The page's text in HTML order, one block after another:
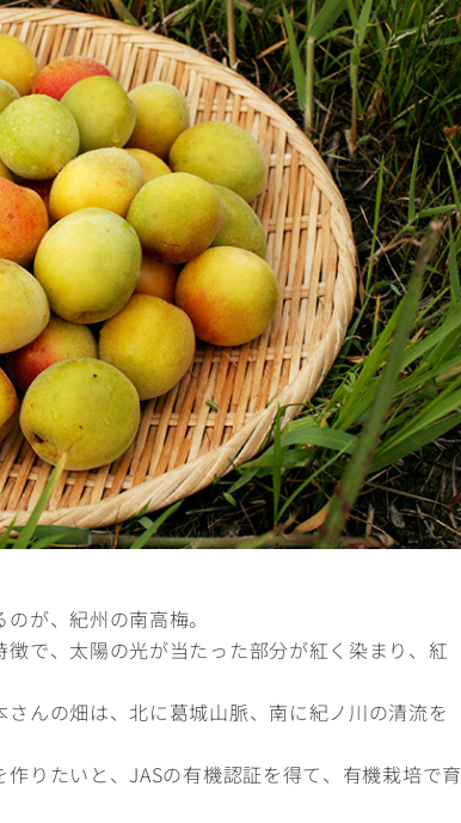
が、紀州の南高梅。
で、太陽の光が当たった部分が紅く染まり、紅
んの畑は、北に葛城山脈、南に紀ノ川の清流を
りたいと、JASの有機認証を得て、有機栽培で育